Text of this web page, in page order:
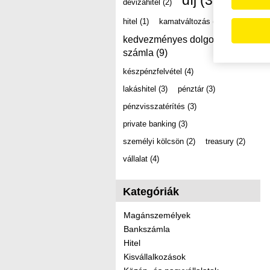
devizahitel (2)
hitel (1) kamatváltozás (2)
kedvezményes dolgozói
számla (9)
készpénzfelvétel (4)
lakáshitel (3) pénztár (3)
pénzvisszatérítés (3)
private banking (3)
személyi kölcsön (2) treasury (2)
vállalat (4)
Kategóriák
Magánszemélyek
Bankszámla
Hitel
Kisvállalkozások